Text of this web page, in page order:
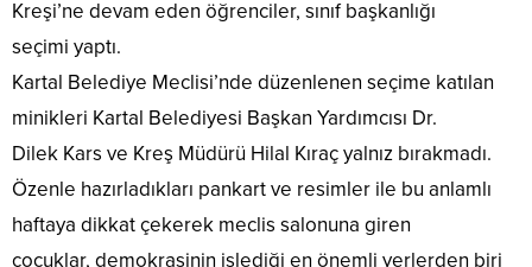
Kreşi’ne devam eden öğrenciler, sınıf başkanlığı
seçimi yaptı.
Kartal Belediye Meclisi’nde düzenlenen seçime katılan
minikleri Kartal Belediyesi Başkan Yardımcısı Dr.
Dilek Kars ve Kreş Müdürü Hilal Kıraç yalnız bırakmadı.
Özenle hazırladıkları pankart ve resimler ile bu anlamlı
haftaya dikkat çekerek meclis salonuna giren
çocuklar, demokrasinin işlediği en önemli yerlerden biri